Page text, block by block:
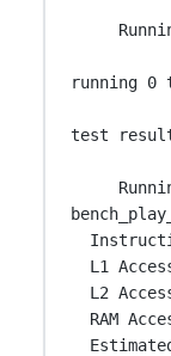
running 0
test
L1
L2
RAM